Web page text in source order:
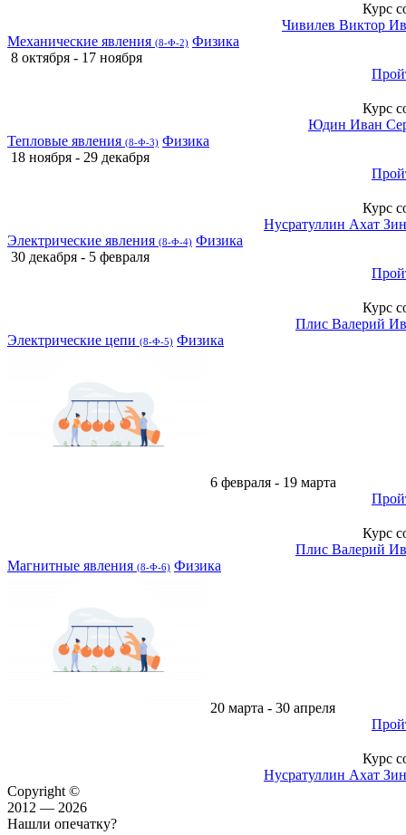
Курс
Чивилев Виктор
Механические явления (8-Ф-2) Физика
8 октября - 17 ноября
Курс
Юдин Иван
Тепловые явления (8-Ф-3) Физика
18 ноября - 29 декабря
Курс
Нусратуллин Ахат
Электрические явления (8-Ф-4) Физика
30 декабря - 5 февраля
Курс
Плис Валерий
Электрические цепи (8-Ф-5) Физика
6 февраля - 19 марта
Курс
Плис Валерий
Магнитные явления (8-Ф-6) Физика
20 марта - 30 апреля
Курс
Нусратуллин Ахат
Copyright ©
2012 — 2026
Нашли опечатку?